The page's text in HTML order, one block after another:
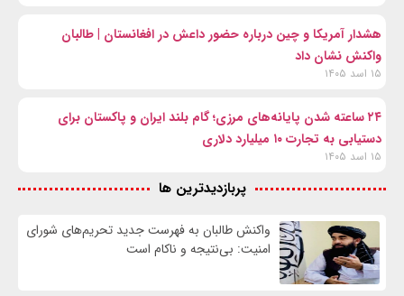
هشدار آمریکا و چین درباره حضور داعش در افغانستان | طالبان
واکنش نشان داد
۱۵ اسد ۱۴۰۵
۲۴ ساعته شدن پایانه‌های مرزی؛ گام بلند ایران و پاکستان برای
دستیابی به تجارت ۱۰ میلیارد دلاری
۱۵ اسد ۱۴۰۵
پربازدیدترین ها
واكنش طالبان به فهرست جدید تحریم‌های شورای
امنیت: بی‌نتیجه و ناکام است